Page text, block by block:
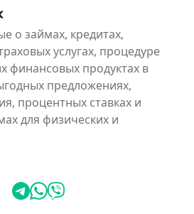
о займах, кредитах,
услугах, процедуре
финансовых продуктах в
предложениях,
процентных ставках и
для физических и